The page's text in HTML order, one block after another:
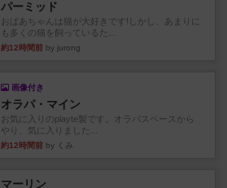
パーミッド
おばあちゃんは猫が大好きです!しかし、あまりに
も多くの猫を飼っているた...
約12時間前 by jurong
画像付き
オラパ・マイン
お気に入りのplayte製です。オラパスペースから
やり、気に入りました...
約12時間前 by くみ
マーリン